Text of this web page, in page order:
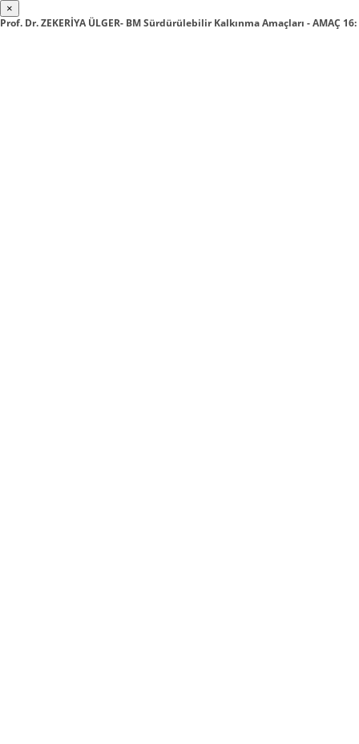
×
Prof. Dr. ZEKERİYA ÜLGER- BM Sürdürülebilir Kalkınma Amaçları - AMAÇ 16: